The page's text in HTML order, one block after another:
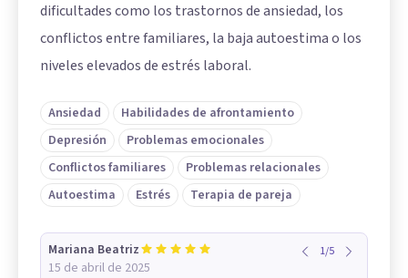
dificultades como los trastornos de ansiedad, los
conflictos entre familiares, la baja autoestima o los
niveles elevados de estrés laboral.
Ansiedad
Habilidades de afrontamiento
Depresión
Problemas emocionales
Conflictos familiares
Problemas relacionales
Autoestima
Estrés Terapia de pareja
Mariana Beatriz
15 de abril de 2025
1/5